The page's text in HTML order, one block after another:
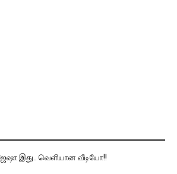
இது.. வெளியான வீடியோ!!